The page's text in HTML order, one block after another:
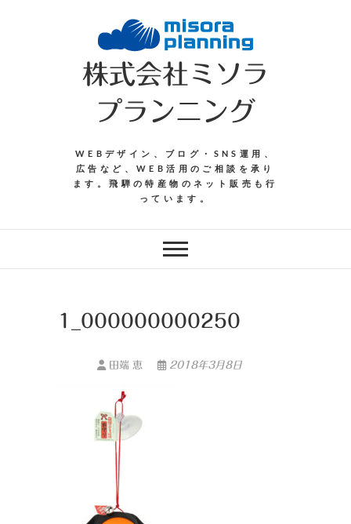
株式会社ミソラ
プランニング
WEBデザイン、ブログ・SNS運用、
広告など、WEB活用のご相談を承り
ます。飛騨の特産物のネット販売も行
っています。
1_000000000250
田端 恵 2018年3月8日